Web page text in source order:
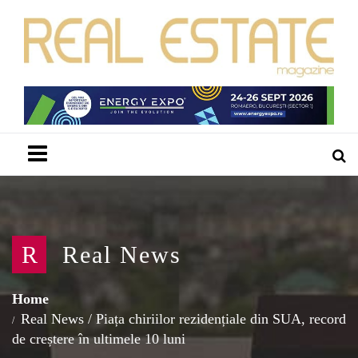
R Real News
Home
Real News / Piața chiriilor rezidențiale din SUA, record
de creștere în ultimele 10 luni